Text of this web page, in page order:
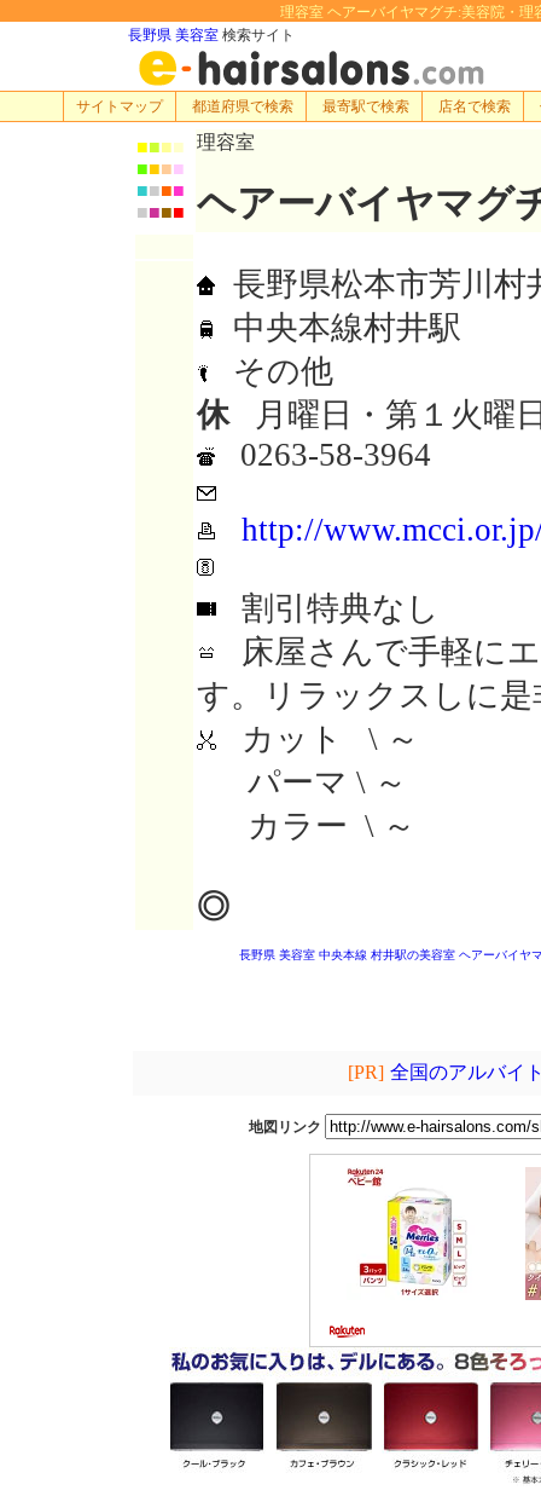
理容室 ヘアーバイヤマグチ:美容院・理
長野県 美容室 検索サイト
サイトマップ 都道府県で検索 最寄駅で検索 店名で検索
■■■■
■■■■
■■■■
■■■■
理容室
ヘアーバイヤマグ
長野県松本市芳川村
中央本線村井駅
その他
休月曜日・第１火曜
0263-58-3964
http://
割引特典なし
床屋さんで手軽に
す。リラックスしに
カット \ ～
パーマ \ ～
カラー \ ～
◎
長野県 美容室 中央本線 村井駅の美容室 ヘアーバイヤ
[PR] 全国のアルバイ
地図リンク